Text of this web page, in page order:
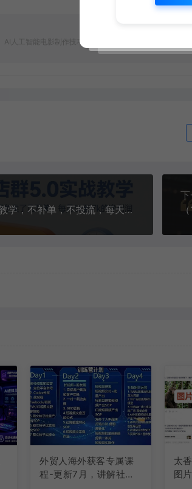
AI人工智能电影制作技巧及后期完整终极指南：零成本学
闲鱼无货源店群5.0实战教学，不补单，不投流，每天5小时，在闲鱼卖了几万单，每月5k到7k的净利润
下
外贸人海外获客专属课
程-更新7月，讲解社媒
太
图